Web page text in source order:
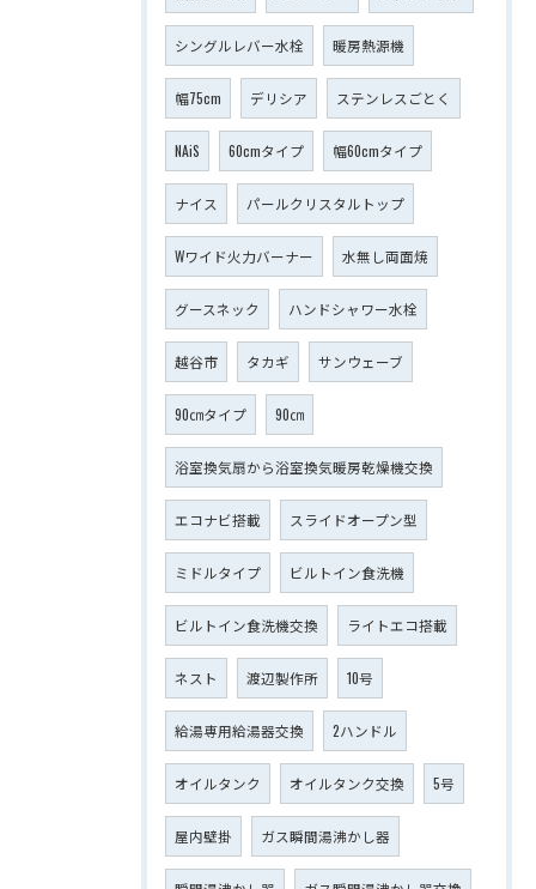
シングルレバー水栓 暖房熱源機
幅75cm デリシア ステンレスごとく
NAiS 60cmタイプ 幅60cmタイプ
ナイス パールクリスタルトップ
Wワイド火力バーナー 水無し両面焼
グースネック ハンドシャワー水栓
越谷市 タカギ サンウェーブ
90㎝タイプ 90㎝
浴室換気扇から浴室換気暖房乾燥機交換
エコナビ搭載 スライドオープン型
ミドルタイプ ビルトイン食洗機
ビルトイン食洗機交換 ライトエコ搭載
ネスト 渡辺製作所 10号
給湯専用給湯器交換 2ハンドル
オイルタンク オイルタンク交換 5号
屋内壁掛 ガス瞬間湯沸かし器